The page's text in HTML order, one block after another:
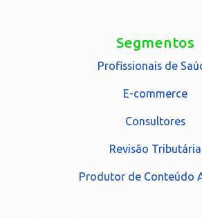
Segmentos
Profissionais de
E-commerce
Consultores
Revisão Tributária
Produtor de Conteúdo